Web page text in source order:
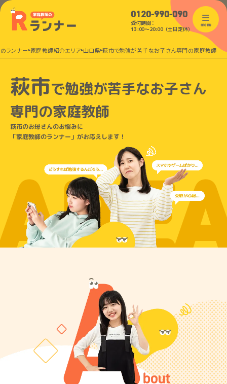
0120-990-090
受付時間：
13:00〜20:00（土日定休）
menu
ランナー 家庭教師紹介エリア 山口県 萩市で勉強が苦手なお子さん専門の家庭教師
萩市で勉強が苦手なお子さん
専門の家庭教師
萩市のお母さんのお悩みに
「家庭教師のランナー」がお応えします！